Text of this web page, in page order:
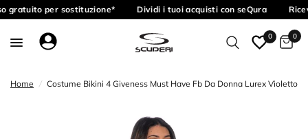
gratuito per sostituzione* Dividi i tuoi acquisti con seQura
0 0
Home / Costume Bikini 4 Giveness Must Have Fb Da Donna Lurex Violetto